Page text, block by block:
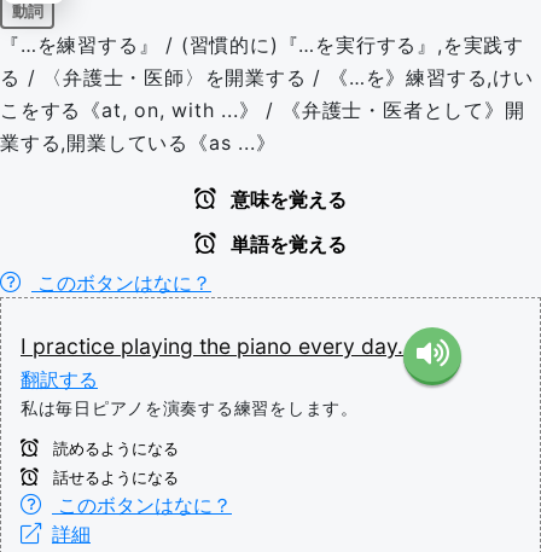
動詞
『…を練習する』 / (習慣的に)『…を実行する』,を実践す
る / 〈弁護士・医師〉を開業する / 《…を》練習する,けい
こをする《at, on, with ...》 / 《弁護士・医者として》開
業する,開業している《as ...》
意味を覚える
単語を覚える
このボタンはなに？
I practice playing the piano every day.
翻訳する
私は毎日ピアノを演奏する練習をします。
読めるようになる
話せるようになる
このボタンはなに？
詳細